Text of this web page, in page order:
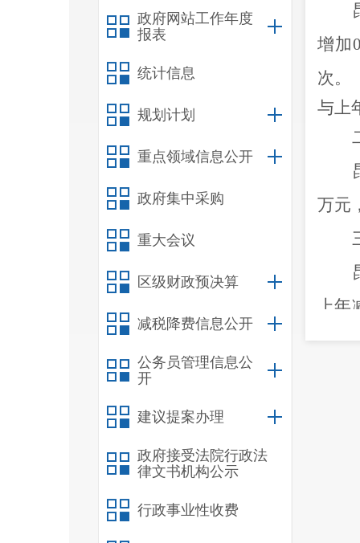
政府网站工作年度
报表
统计信息
规划计划
重点领域信息公开
政府集中采购
重大会议
区级财政预决算
减税降费信息公开
公务员管理信息公
开
建议提案办理
政府接受法院行政法
律文书机构公示
行政事业性收费
增加
次。
与上
万元
上年